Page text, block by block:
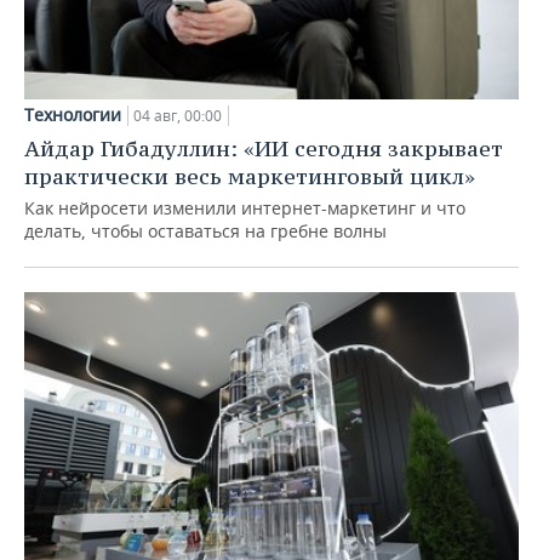
Технологии 04 авг, 00:00
Айдар Гибадуллин: «ИИ сегодня закрывает
практически весь маркетинговый цикл»
Как нейросети изменили интернет-маркетинг и что
делать, чтобы оставаться на гребне волны